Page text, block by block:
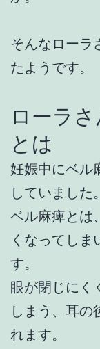
そんなローラ
たようです。
ローラ
とは
妊娠中にベル
していました。
ベル麻痺とは
くなってしま
す。
眼が閉じにく
しまう、耳の
れます。